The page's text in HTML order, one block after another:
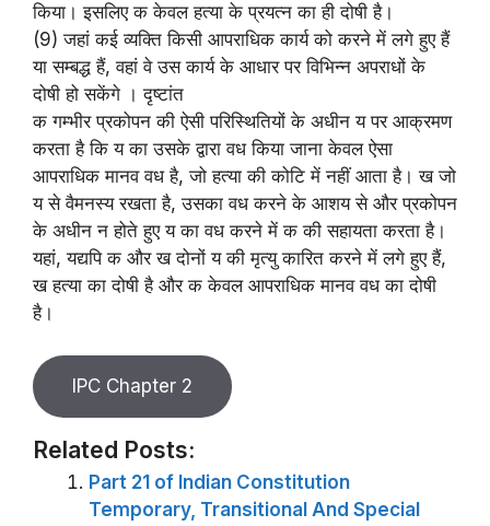
किया। इसलिए क केवल हत्या के प्रयत्न का ही दोषी है।
(9) जहां कई व्यक्ति किसी आपराधिक कार्य को करने में लगे हुए हैं
या सम्बद्ध हैं, वहां वे उस कार्य के आधार पर विभिन्न अपराधों के
दोषी हो सकेंगे । दृष्टांत
क गम्भीर प्रकोपन की ऐसी परिस्थितियों के अधीन य पर आक्रमण
करता है कि य का उसके द्वारा वध किया जाना केवल ऐसा
आपराधिक मानव वध है, जो हत्या की कोटि में नहीं आता है। ख जो
य से वैमनस्य रखता है, उसका वध करने के आशय से और प्रकोपन
के अधीन न होते हुए य का वध करने में क की सहायता करता है।
यहां, यद्यपि क और ख दोनों य की मृत्यु कारित करने में लगे हुए हैं,
ख हत्या का दोषी है और क केवल आपराधिक मानव वध का दोषी
है।
IPC Chapter 2
Related Posts:
Part 21 of Indian Constitution
Temporary, Transitional And Special